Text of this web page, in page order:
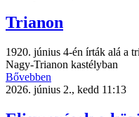
Trianon
1920. június 4-én írták alá a
Nagy-Trianon kastélyban
Bővebben
2026. június 2., kedd 11:13